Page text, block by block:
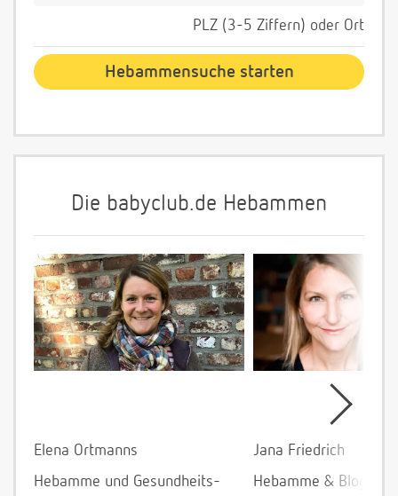
PLZ (3-5 Ziffern) oder Ort
Die babyclub.de Hebammen
Elena Ortmanns
Hebamme und Gesundheits-
Jana Friedrich
Hebamme &